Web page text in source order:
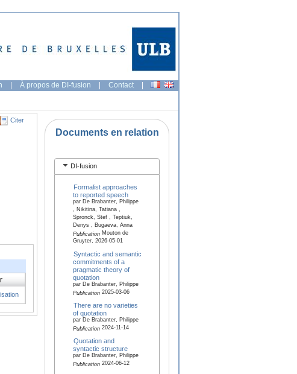
| À propos de DI-fusion | Contact |
Citer
Documents en relation
DI-fusion
Formalist approaches
to reported speech
par De Brabanter, Philippe
, Nikitina, Tatiana ,
Spronck, Stef , Teptiuk,
Denys , Bugaeva, Anna
PublicationMouton de
Gruyter, 2026-05-01
Syntactic and semantic
commitments of a
pragmatic theory of
quotation
par De Brabanter, Philippe
Publication2025-03-06
There are no varieties
of quotation
par De Brabanter, Philippe
Publication2024-11-14
Quotation and
syntactic structure
par De Brabanter, Philippe
Publication2024-06-12